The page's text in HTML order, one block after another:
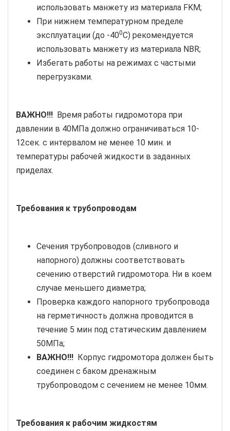
использовать манжету из материала FKM;
При нижнем температурном пределе
эксплуатации (до -400С) рекомендуется
использовать манжету из материала NBR;
Избегать работы на режимах с частыми
перегрузками.
ВАЖНО!!! Время работы гидромотора при
давлении в 40МПа должно ограничиваться 10-
12сек. с интервалом не менее 10 мин. и
температуры рабочей жидкости в заданных
приделах.
Требования к трубопроводам
Сечения трубопроводов (сливного и
напорного) должны соответствовать
сечению отверстий гидромотора. Ни в коем
случае меньшего диаметра;
Проверка каждого напорного трубопровода
на герметичность должна проводится в
течение 5 мин под статическим давлением
50МПа;
ВАЖНО!!! Корпус гидромотора должен быть
соединен с баком дренажным
трубопроводом с сечением не менее 10мм.
Требования к рабочим жидкостям